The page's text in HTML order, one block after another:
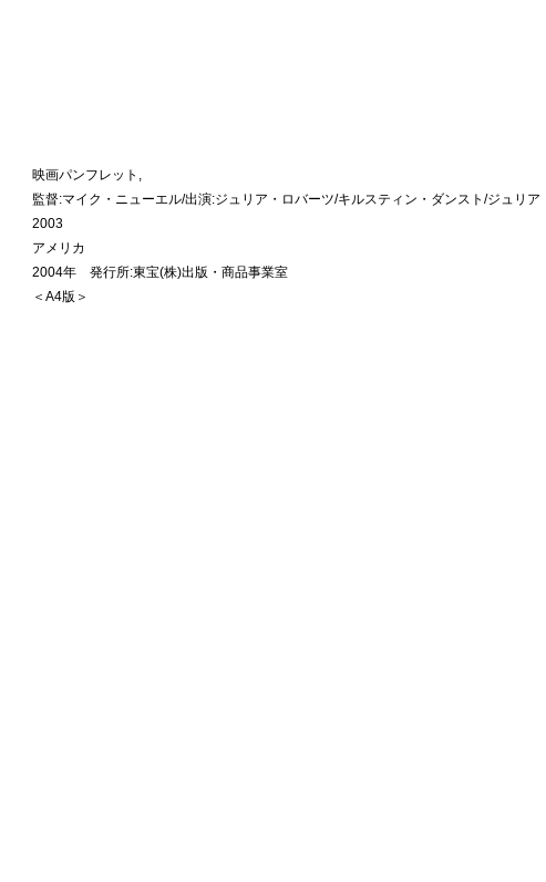
映画パンフレット,
監督:マイク・ニューエル/出演:ジュリア・ロバーツ/キルスティン・ダンスト/ジュリア
2003
アメリカ
2004年 発行所:東宝(株)出版・商品事業室
＜A4版＞